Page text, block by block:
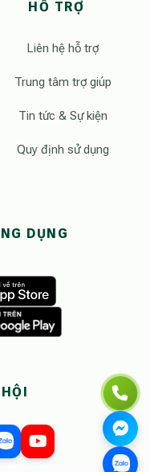
HỖ TRỢ
Liên hệ hỗ trợ
Trung tâm trợ giúp
Tin tức & Sự kiện
Quy định sử dụng
DỤNG